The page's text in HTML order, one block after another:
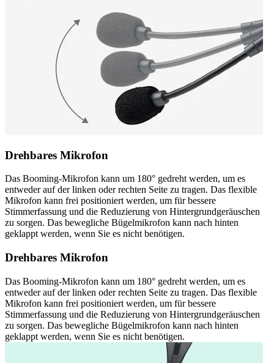
Drehbares Mikrofon
Das Booming-Mikrofon kann um 180° gedreht werden, um es
entweder auf der linken oder rechten Seite zu tragen. Das flexible
Mikrofon kann frei positioniert werden, um für bessere
Stimmerfassung und die Reduzierung von Hintergrundgeräuschen
zu sorgen. Das bewegliche Bügelmikrofon kann nach hinten
geklappt werden, wenn Sie es nicht benötigen.
Drehbares Mikrofon
Das Booming-Mikrofon kann um 180° gedreht werden, um es
entweder auf der linken oder rechten Seite zu tragen. Das flexible
Mikrofon kann frei positioniert werden, um für bessere
Stimmerfassung und die Reduzierung von Hintergrundgeräuschen
zu sorgen. Das bewegliche Bügelmikrofon kann nach hinten
geklappt werden, wenn Sie es nicht benötigen.